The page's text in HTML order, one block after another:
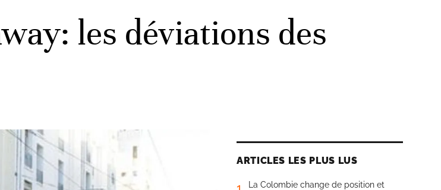
les déviations des
ARTICLES LES PLUS LUS
La Colombie change de position et